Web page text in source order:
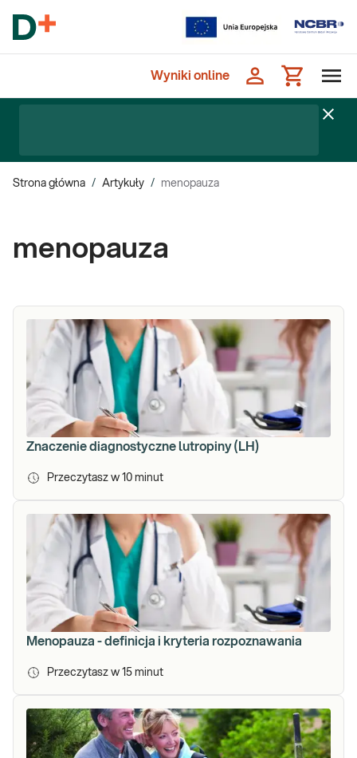
Wyniki online
Strona główna / Artykuły / menopauza
menopauza
Znaczenie diagnostyczne lutropiny (LH)
Przeczytasz w 10 minut
Menopauza - definicja i kryteria rozpoznawania
Przeczytasz w 15 minut